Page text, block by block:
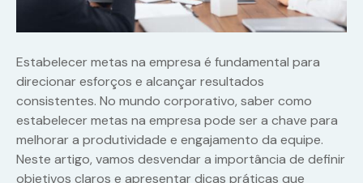
Estabelecer metas na empresa é fundamental para
direcionar esforços e alcançar resultados
consistentes. No mundo corporativo, saber como
estabelecer metas na empresa pode ser a chave para
melhorar a produtividade e engajamento da equipe.
Neste artigo, vamos desvendar a importância de definir
objetivos claros e apresentar dicas práticas que